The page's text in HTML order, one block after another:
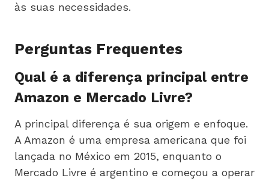
às suas necessidades.
Perguntas Frequentes
Qual é a diferença principal entre
Amazon e Mercado Livre?
A principal diferença é sua origem e enfoque.
A Amazon é uma empresa americana que foi
lançada no México em 2015, enquanto o
Mercado Livre é argentino e começou a operar